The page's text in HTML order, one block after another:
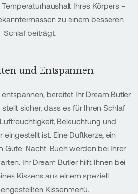
Ihres Körpers –
zu einem besseren
Schlaf beiträgt.
und Entspannen
bereitet Ihr Dream Butler
sicher, dass es für Ihren Schlaf
Beleuchtung und
eingestellt ist. Eine Duftkerze, ein
Gute-Nacht-Buch werden bei Ihrer
Ihr Dream Butler hilft Ihnen bei
Kissens aus einem speziell
Kissenmenü.